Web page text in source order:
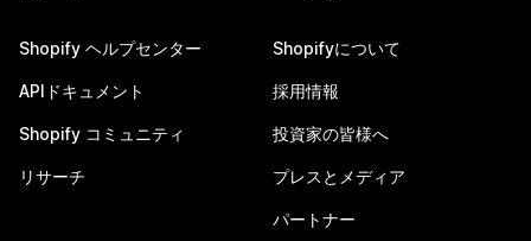
Shopify ヘルプセンター
APIドキュメント
Shopify コミュニティ
リサーチ
Shopifyについて
採用情報
投資家の皆様へ
プレスとメディア
パートナー